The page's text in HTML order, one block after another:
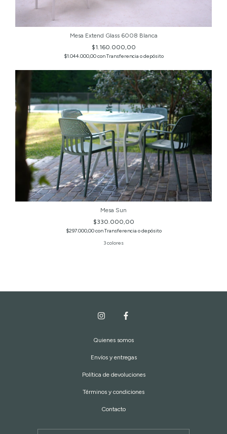
Mesa Extend Glass 6008 Blanca
$1.160.000,00
$1.044.000,00conTransferencia o depósito
Mesa Sun
$330.000,00
$297.000,00conTransferencia o depósito
3 colores
Quienes somos
Envíos y entregas
Política de devoluciones
Términos y condiciones
Contacto